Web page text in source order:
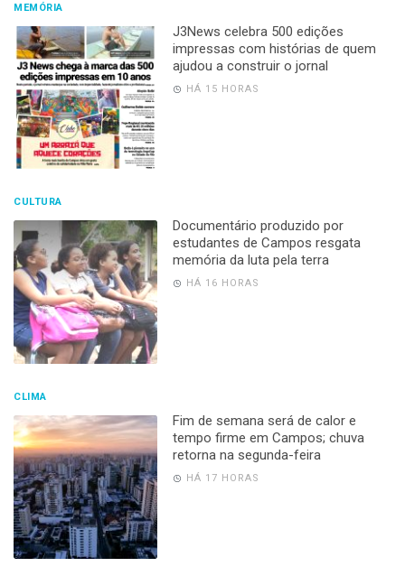
MEMÓRIA
J3News celebra 500 edições
impressas com histórias de quem
ajudou a construir o jornal
HÁ 15 HORAS
CULTURA
Documentário produzido por
estudantes de Campos resgata
memória da luta pela terra
HÁ 16 HORAS
CLIMA
Fim de semana será de calor e
tempo firme em Campos; chuva
retorna na segunda-feira
HÁ 17 HORAS